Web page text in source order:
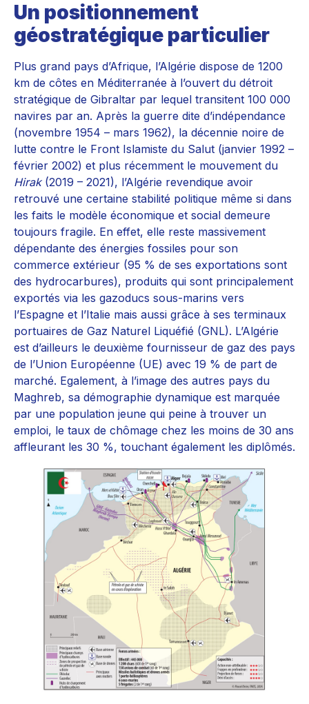
Un positionnement
géostratégique particulier
Plus grand pays d’Afrique, l’Algérie dispose de 1200
km de côtes en Méditerranée à l’ouvert du détroit
stratégique de Gibraltar par lequel transitent 100 000
navires par an. Après la guerre dite d’indépendance
(novembre 1954 – mars 1962), la décennie noire de
lutte contre le Front Islamiste du Salut (janvier 1992 –
février 2002) et plus récemment le mouvement du
Hirak (2019 – 2021), l’Algérie revendique avoir
retrouvé une certaine stabilité politique même si dans
les faits le modèle économique et social demeure
toujours fragile. En effet, elle reste massivement
dépendante des énergies fossiles pour son
commerce extérieur (95 % de ses exportations sont
des hydrocarbures), produits qui sont principalement
exportés via les gazoducs sous-marins vers
l’Espagne et l’Italie mais aussi grâce à ses terminaux
portuaires de Gaz Naturel Liquéfié (GNL). L’Algérie
est d’ailleurs le deuxième fournisseur de gaz des pays
de l’Union Européenne (UE) avec 19 % de part de
marché. Egalement, à l’image des autres pays du
Maghreb, sa démographie dynamique est marquée
par une population jeune qui peine à trouver un
emploi, le taux de chômage chez les moins de 30 ans
affleurant les 30 %, touchant également les diplômés.